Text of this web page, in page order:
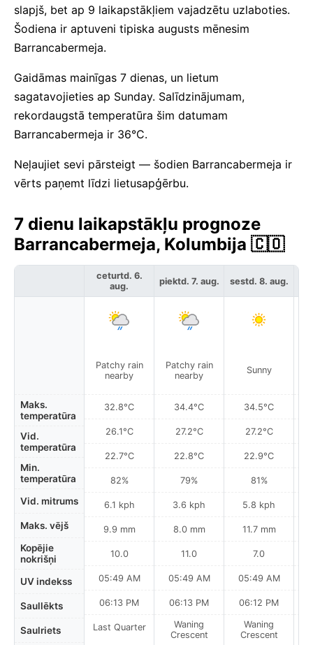
slapjš, bet ap 9 laikapstākļiem vajadzētu uzlaboties.
Šodiena ir aptuveni tipiska augusts mēnesim
Barrancabermeja.
Gaidāmas mainīgas 7 dienas, un lietum
sagatavojieties ap Sunday. Salīdzinājumam,
rekordaugstā temperatūra šim datumam
Barrancabermeja ir 36°C.
Neļaujiet sevi pārsteigt — šodien Barrancabermeja ir
vērts paņemt līdzi lietusapģērbu.
7 dienu laikapstākļu prognoze
Barrancabermeja, Kolumbija 🇨🇴
Maks.
temperatūra
Vid.
temperatūra
Min.
temperatūra
Vid. mitrums
Maks. vējš
Kopējie
nokrišņi
UV indekss
Saullēkts
Saulriets
ceturtd. 6.
aug.
Patchy rain
nearby
32.8°C
26.1°C
22.7°C
82%
6.1 kph
9.9 mm
10.0
05:49 AM
06:13 PM
Last Quarter
piektd. 7. aug.
Patchy rain
nearby
34.4°C
27.2°C
22.8°C
79%
3.6 kph
8.0 mm
11.0
05:49 AM
06:13 PM
Waning
Crescent
sestd. 8. aug.
Sunny
34.5°C
27.2°C
22.9°C
81%
5.8 kph
11.7 mm
7.0
05:49 AM
06:12 PM
Waning
Crescent